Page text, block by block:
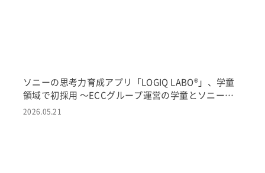
ソニーの思考力育成アプリ「LOGIQ LABO®」、学童
領域で初採用 〜ECCグループ運営の学童とソニー・
グローバルエデュケーションが、次世代型探究学習カ
2026.05.21